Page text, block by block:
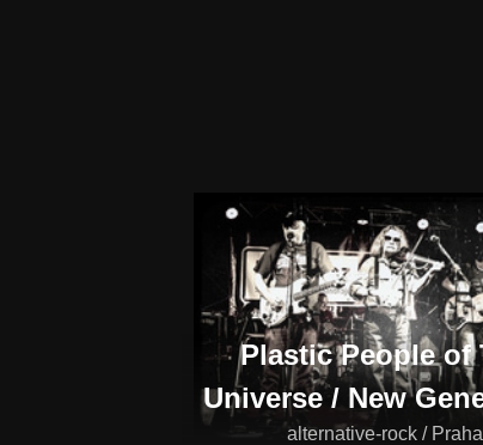
Plastic People of
Universe / New
alternative-rock / Praha